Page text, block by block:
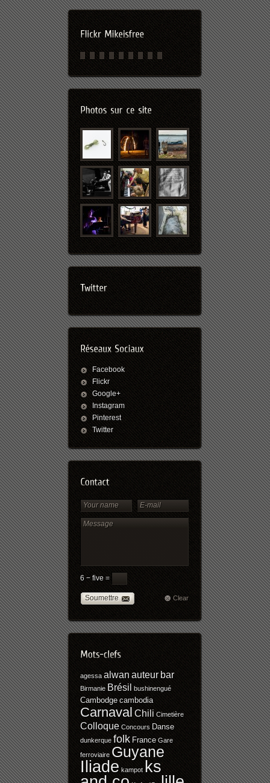
Facebook
Flickr
Google+
Instagram
Pinterest
Twitter
6 − five =
Soumettre Clear
agessa alwan auteur bar
Birmanie Brésil bushinengué
Cambodge cambodia
Carnaval Chili Cimetière
Colloque Concours Danse
dunkerque folk France Gare
ferroviaire Guyane
Iliade kampot ks